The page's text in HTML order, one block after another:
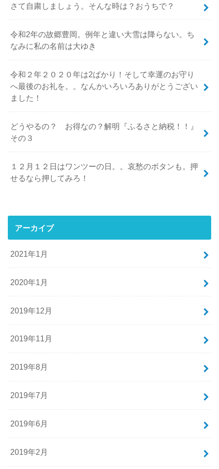
さて自粛しましょう。そんな時は？おうちで？
令和2年の故郷豊岡。例年と違い大雪は降らない。ち
なみに私の名前は大ゆき
令和２年２０２０年は2ばかり！そして幸運のお守り
へ最後のお礼を。。なんかいろいろありがとうござい
ました！
どうやるの？ お得なの？解明『ふるさと納税！！』
その３
１２月１２日はワンツーの日。。哀愁のボタンも。押
せるなら押してみろ！
アーカイブ
2021年1月
2020年1月
2019年12月
2019年11月
2019年8月
2019年7月
2019年6月
2019年2月